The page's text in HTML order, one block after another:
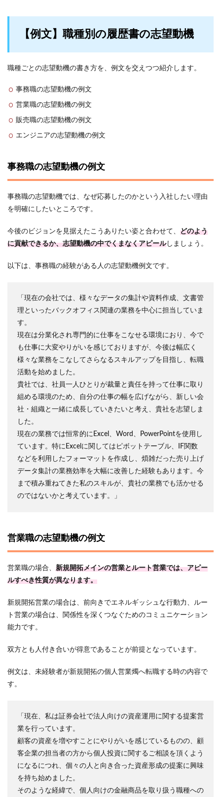
【例文】職種別の履歴書の志望動機
職種ごとの志望動機の書き方を、例文を交えつつ紹介します。
事務職の志望動機の例文
営業職の志望動機の例文
販売職の志望動機の例文
エンジニアの志望動機の例文
事務職の志望動機の例文
事務職の志望動機では、なぜ応募したのかという入社したい理由
を明確にしたいところです。
今後のビジョンを見据えたこうありたい姿と合わせて、 どのよう
に貢献できるか、志望動機の中でくまなくアピールしましょう。
以下は、事務職の経験がある人の志望動機例文です。
「現在の会社では、様々なデータの集計や資料作成、文書管
理といったバックオフィス関連の業務を中心に担当していま
す。
現在は分業化され専門的に仕事をこなせる環境におり、今で
も仕事に大変やりがいを感じておりますが、今後は幅広く
様々な業務をこなしてさらなるスキルアップを目指し、転職
活動を始めました。
貴社では、社員一人ひとりが裁量と責任を持って仕事に取り
組める環境のため、自分の仕事の幅を広げながら、新しい会
社・組織と一緒に成長していきたいと考え、貴社を志望しま
した。
現在の業務では恒常的にExcel、Word、PowerPointを使用し
ています。特にExcelに関してはピボットテーブル、IF関数
などを利用したフォーマットを作成し、煩雑だった売り上げ
データ集計の業務効率を大幅に改善した経験もあります。今
まで積み重ねてきた私のスキルが、貴社の業務でも活かせる
のではないかと考えています。」
営業職の志望動機の例文
営業職の場合、 新規開拓メインの営業とルート営業では、アピー
ルすべき性質が異なります。
新規開拓営業の場合は、前向きでエネルギッシュな行動力、ルー
ト営業の場合は、関係性を深くつなぐためのコミュニケーション
能力です。
双方とも人付き合いが得意であることが前提となっています。
例文は、未経験者が新規開拓の個人営業燭へ転職する時の内容で
す。
「現在、私は証券会社で法人向けの資産運用に関する提案営
業を行っています。
顧客の資産を増やすことにやりがいを感じているものの、顧
客企業の担当者の方から個人投資に関するご相談を頂くよう
になるにつれ、個々の人と向き合った資産形成の提案に興味
を持ち始めました。
そのような経緯で、個人向けの金融商品を取り扱う職種への